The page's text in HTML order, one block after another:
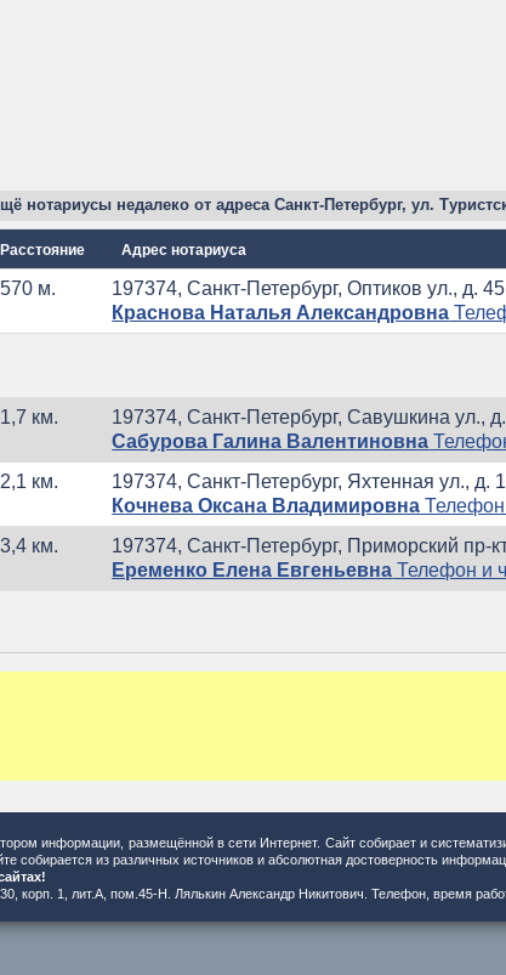
нотариусы недалеко от адреса Санкт-Петербург, ул.
Расстояние Адрес нотариуса
570 м.
197374, Санкт-Петербург, Оптиков ул., д.
Краснова Наталья Александровна
1,7 км.
197374, Санкт-Петербург, Савушкина ул.,
Сабурова Галина Валентиновна
2,1 км.
197374, Санкт-Петербург, Яхтенная ул., д.
Кочнева Оксана Владимировна
3,4 км.
197374, Санкт-Петербург, Приморский пр-
Еременко Елена Евгеньевна Телефон и
информации, размещённой в сети Интернет. Сайт собирает и
собирается из различных источников и абсолютная достоверность
корп. 1, лит.А, пом.45-Н. Лялькин Александр Никитович. Телефон, время